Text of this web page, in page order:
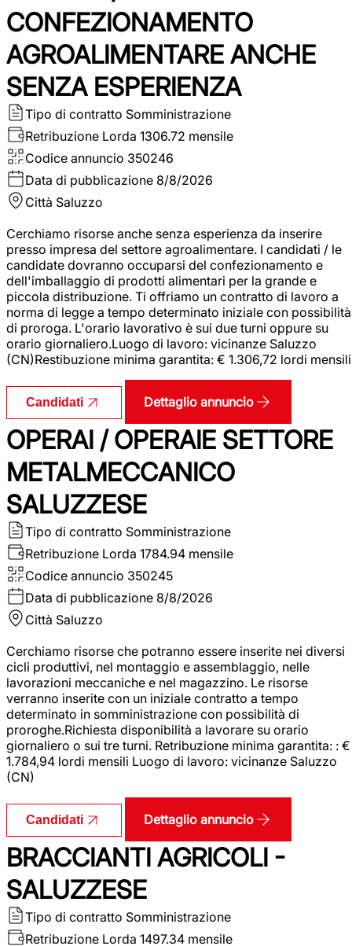
CONFEZIONAMENTO
AGROALIMENTARE ANCHE
SENZA ESPERIENZA
Tipo di contratto Somministrazione
Retribuzione Lorda 1306.72 mensile
Codice annuncio 350246
Data di pubblicazione 8/8/2026
Città Saluzzo
Cerchiamo risorse anche senza esperienza da inserire
presso impresa del settore agroalimentare. I candidati / le
candidate dovranno occuparsi del confezionamento e
dell'imballaggio di prodotti alimentari per la grande e
piccola distribuzione. Ti offriamo un contratto di lavoro a
norma di legge a tempo determinato iniziale con possibilità
di proroga. L'orario lavorativo è sui due turni oppure su
orario giornaliero.Luogo di lavoro: vicinanze Saluzzo
(CN)Restibuzione minima garantita: € 1.306,72 lordi mensili
Candidati Dettaglio annuncio
OPERAI / OPERAIE SETTORE
METALMECCANICO
SALUZZESE
Tipo di contratto Somministrazione
Retribuzione Lorda 1784.94 mensile
Codice annuncio 350245
Data di pubblicazione 8/8/2026
Città Saluzzo
Cerchiamo risorse che potranno essere inserite nei diversi
cicli produttivi, nel montaggio e assemblaggio, nelle
lavorazioni meccaniche e nel magazzino. Le risorse
verranno inserite con un iniziale contratto a tempo
determinato in somministrazione con possibilità di
proroghe.Richiesta disponibilità a lavorare su orario
giornaliero o sui tre turni. Retribuzione minima garantita: : €
1.784,94 lordi mensili Luogo di lavoro: vicinanze Saluzzo
(CN)
Candidati Dettaglio annuncio
BRACCIANTI AGRICOLI -
SALUZZESE
Tipo di contratto Somministrazione
Retribuzione Lorda 1497.34 mensile